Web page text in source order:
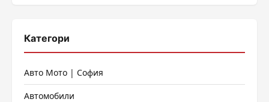
Категори
Авто Мото | София
Автомобили